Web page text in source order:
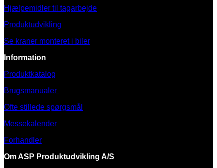
Hjælpemidler til tagarbejde
Produktudvikling
Se kraner monteret i biler
Information
Produktkatalog
Brugsmanualer
Ofte stillede spørgsmål
Messekalender
Forhandler
Om ASP Produktudvikling A/S